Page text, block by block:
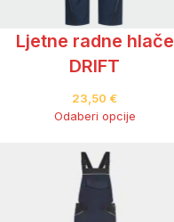
Ljetne radne hlače
DRIFT
23,50 €
Odaberi opcije